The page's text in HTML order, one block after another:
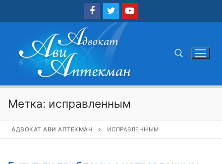
Метка: исправленным
АДВОКАТ АВИ АПТЕКМАН ИСПРАВЛЕННЫМ